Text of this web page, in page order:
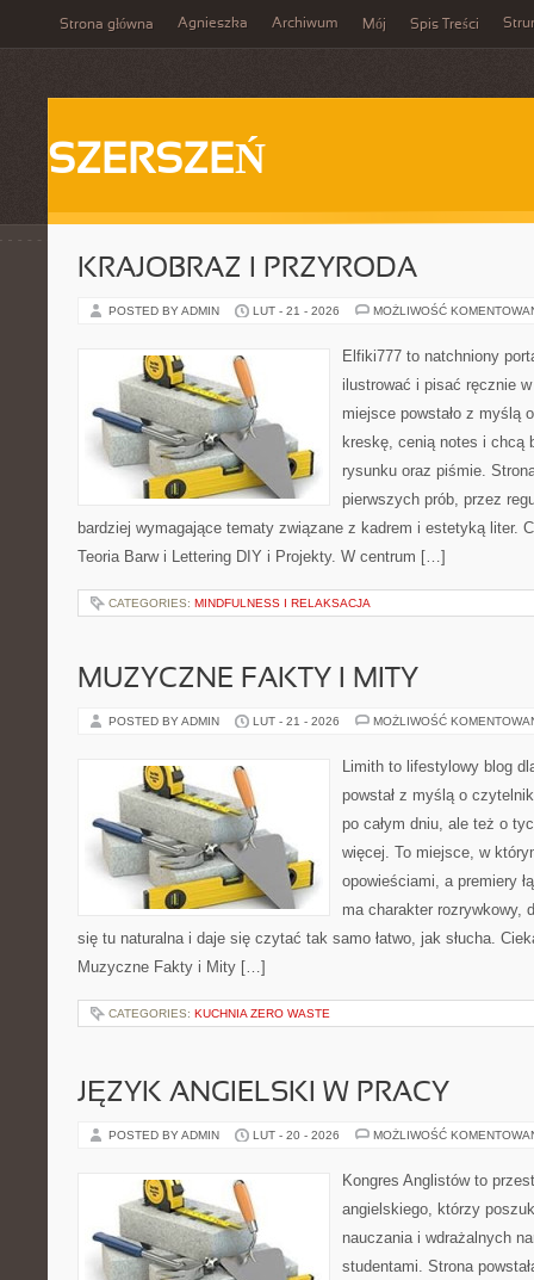
Strona główna Agnieszka Archiwum Mój Spis Treści
SZERSZEŃ
KRAJOBRAZ I PRZYRODA
POSTED BY ADMIN LUT - 21 - 2026 MOŻLIWOŚĆ
Elfiki777 to natchniony
ilustrować i pisać ręcznie
miejsce powstało z myślą
kreskę, cenią notes i chcą
rysunku oraz piśmie.
pierwszych prób, przez
bardziej wymagające tematy związane z kadrem i estetyką liter.
Teoria Barw i Lettering DIY i Projekty. W centrum […]
CATEGORIES: MINDFULNESS I RELAKSACJA
MUZYCZNE FAKTY I MITY
POSTED BY ADMIN LUT - 21 - 2026 MOŻLIWOŚĆ
Limith to lifestylowy blog
powstał z myślą o
po całym dniu, ale też o
więcej. To miejsce, w
opowieściami, a premiery
ma charakter rozrywkowy,
się tu naturalna i daje się czytać tak samo łatwo, jak słucha.
Muzyczne Fakty i Mity […]
CATEGORIES: KUCHNIA ZERO WASTE
JĘZYK ANGIELSKI W PRACY
POSTED BY ADMIN LUT - 20 - 2026 MOŻLIWOŚĆ
Kongres Anglistów to
angielskiego, którzy
nauczania i wdrażalnych
studentami. Strona